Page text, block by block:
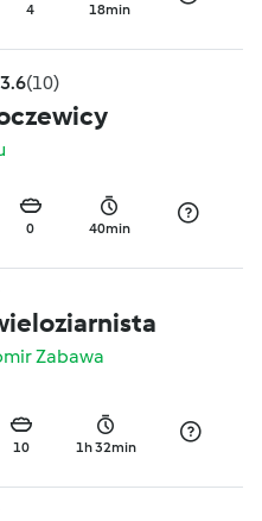
4 18min
3.6(10)
0 40min
Zabawa
10 1h 32min